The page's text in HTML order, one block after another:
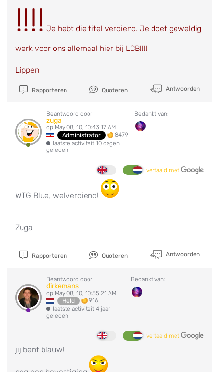
!!!! Je hebt die titel verdiend. Je doet geweldig
werk voor ons allemaal hier bij LCB!!!!
Lippen
Rapporteren Quoteren Antwoorden
Beantwoord door
zuga
op May 08, 10, 10:43:17 AM
Administrator
8479
laatste activiteit 10 dagen
geleden
Bedankt van:
vertaald met
WTG Blue, welverdiend!
Zuga
Rapporteren Quoteren Antwoorden
Beantwoord door
dirkemans
op May 08, 10, 10:55:21 AM
Held
916
laatste activiteit 4 jaar
geleden
Bedankt van:
vertaald met
jij bent blauw!